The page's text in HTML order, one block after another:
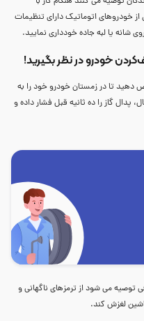
کنید، بسیاری از خودروهای اتوماتیک دارای تنظیمات
شانه یا لبه جاده خودداری نمایید.
خودرو در نظر بگیرید!
دهید تا در زمستان خودرو خود را به
پدال گاز را ده ثانیه قبل فشار داده و
توصیه می شود از ترمزهای ناگهانی و
لغزش کند.